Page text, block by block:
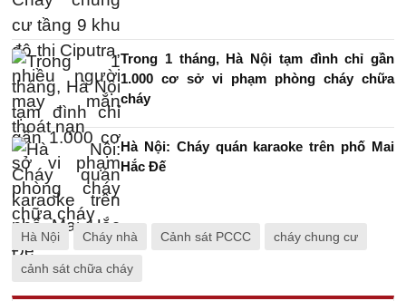
Trong 1 tháng, Hà Nội tạm đình chỉ gần
1.000 cơ sở vi phạm phòng cháy chữa
cháy
Hà Nội: Cháy quán karaoke trên phố Mai
Hắc Đế
Hà Nội Cháy nhà Cảnh sát PCCC cháy chung cư
cảnh sát chữa cháy